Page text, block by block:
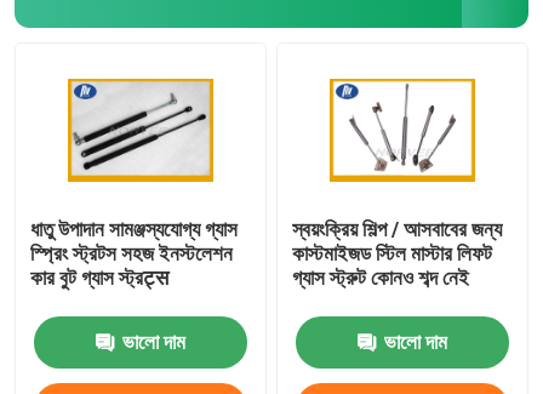
ধাতু উপাদান সামঞ্জস্যযোগ্য গ্যাস
স্প্রিং স্ট্রটস সহজ ইনস্টলেশন
কার বুট গ্যাস স্ট্রट्स
ভালো দাম
স্বয়ংক্রিয় শিল্প / আসবাবের জন্য
কাস্টমাইজড স্টিল মাস্টার লিফট
গ্যাস স্ট্রুট কোনও শব্দ নেই
ভালো দাম